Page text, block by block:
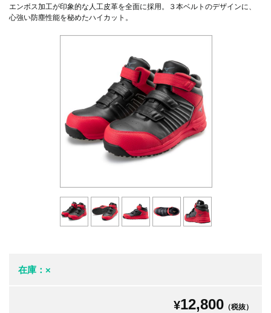
エンボス加工が印象的な人工皮革を全面に採用。３本ベルトのデザインに、
心強い防塵性能を秘めたハイカット。
在庫：×
¥12,800 （税抜）